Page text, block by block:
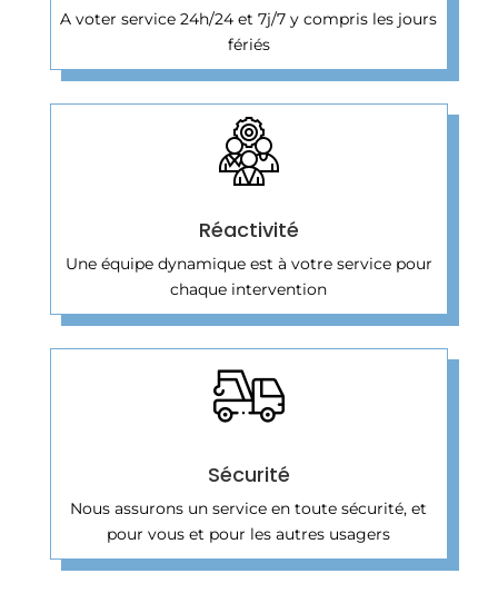
A voter service 24h/24 et 7j/7 y compris les jours
fériés
Réactivité
Une équipe dynamique est à votre service pour
chaque intervention
Sécurité
Nous assurons un service en toute sécurité, et
pour vous et pour les autres usagers